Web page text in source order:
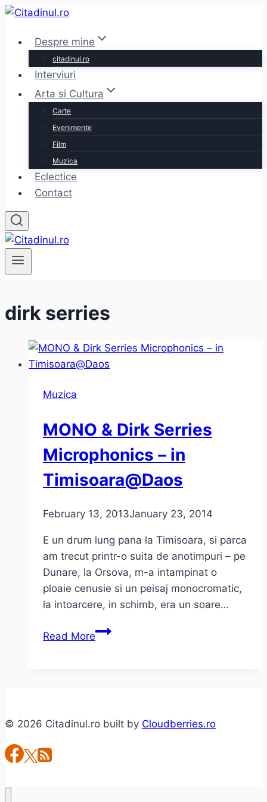
Skip
contentDespre mine
citadinul.ro
Interviuri
Arta si Cultura
Carte
Evenimente
Film
Muzica
Eclectice
Contact
dirk serries
Muzica
MONO & Dirk Serries
Microphonics – in
Timisoara@Daos
February 13, 2013January 23, 2014
E un drum lung pana la Timisoara, si parca
am trecut printr-o suita de anotimpuri – pe
Dunare, la Orsova, m-a intampinat o
ploaie cenusie si un peisaj monocromatic,
la intoarcere, in schimb, era un soare…
Read MoreMONO
in
© 2026 Citadinul.ro built by Cloudberries.ro